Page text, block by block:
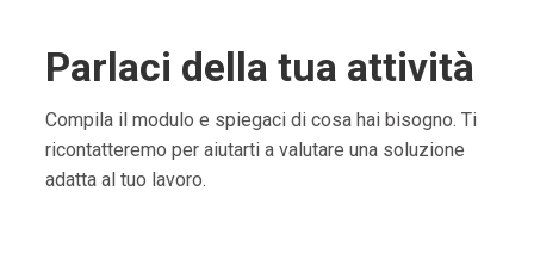
Parlaci della tua attività
Compila il modulo e spiegaci di cosa hai bisogno. Ti
ricontatteremo per aiutarti a valutare una soluzione
adatta al tuo lavoro.